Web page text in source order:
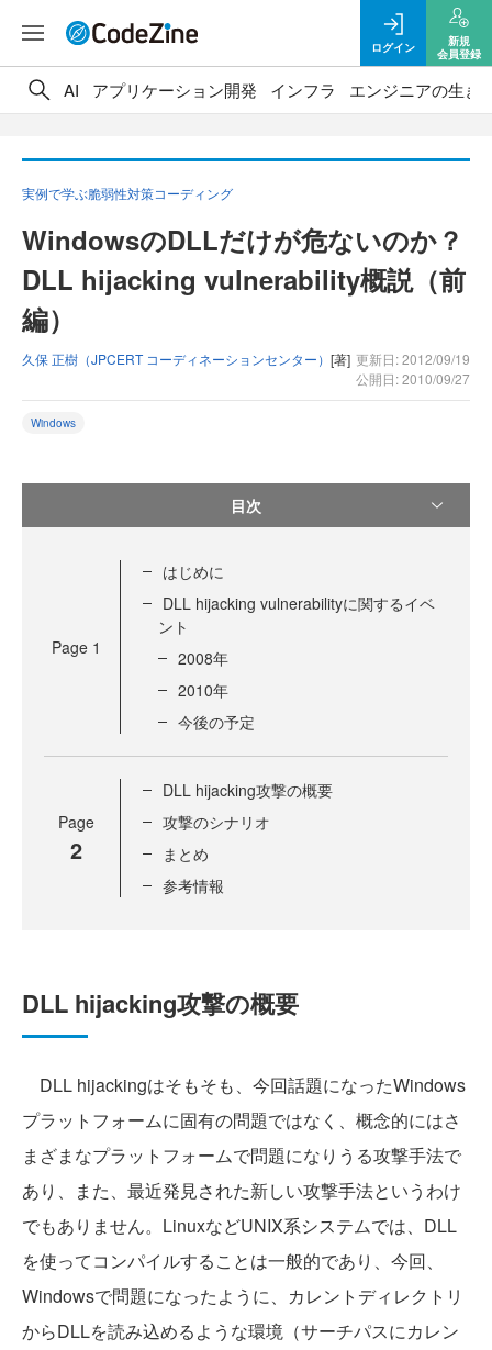
ログイン
新規
会員登録
AI アプリケーション開発 インフラ エンジニアの生き
実例で学ぶ脆弱性対策コーディング
WindowsのDLLだけが危ないのか？
DLL hijacking vulnerability概説（前
編）
久保 正樹（JPCERT コーディネーションセンター） [著] 更新日: 2012/09/19
公開日: 2010/09/27
Windows
目次
Page 1
はじめに
DLL hijacking vulnerabilityに関するイベ
ント
2008年
2010年
今後の予定
Page
2
DLL hijacking攻撃の概要
攻撃のシナリオ
まとめ
参考情報
DLL hijacking攻撃の概要
DLL hijackingはそもそも、今回話題になったWindows
プラットフォームに固有の問題ではなく、概念的にはさ
まざまなプラットフォームで問題になりうる攻撃手法で
あり、また、最近発見された新しい攻撃手法というわけ
でもありません。LinuxなどUNIX系システムでは、DLL
を使ってコンパイルすることは一般的であり、今回、
Windowsで問題になったように、カレントディレクトリ
からDLLを読み込めるような環境（サーチパスにカレン